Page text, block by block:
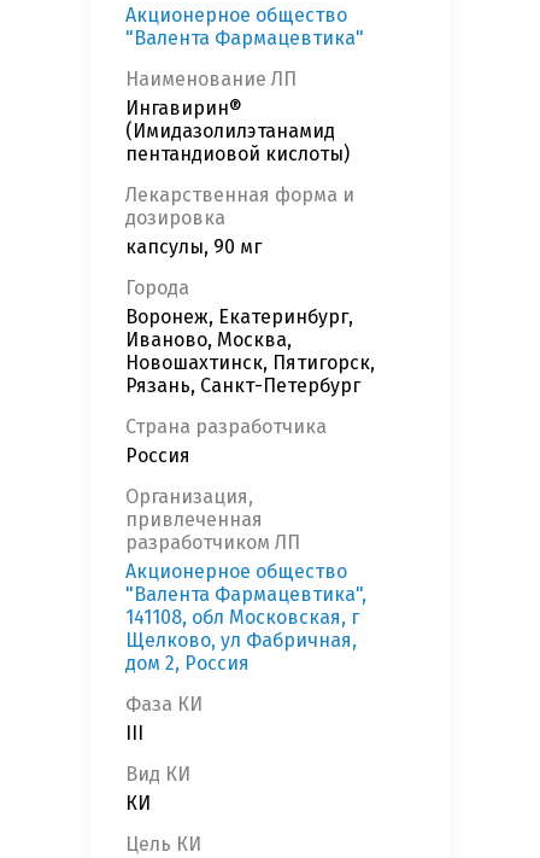
Акционерное общество
"Валента Фармацевтика"
Наименование ЛП
Ингавирин®
(Имидазолилэтанамид
пентандиовой кислоты)
Лекарственная форма и
дозировка
капсулы, 90 мг
Города
Воронеж, Екатеринбург,
Иваново, Москва,
Новошахтинск, Пятигорск,
Рязань, Санкт-Петербург
Страна разработчика
Россия
Организация,
привлеченная
разработчиком ЛП
Акционерное общество
"Валента Фармацевтика",
141108, обл Московская, г
Щелково, ул Фабричная,
дом 2, Россия
Фаза КИ
Вид КИ
КИ
Цель КИ